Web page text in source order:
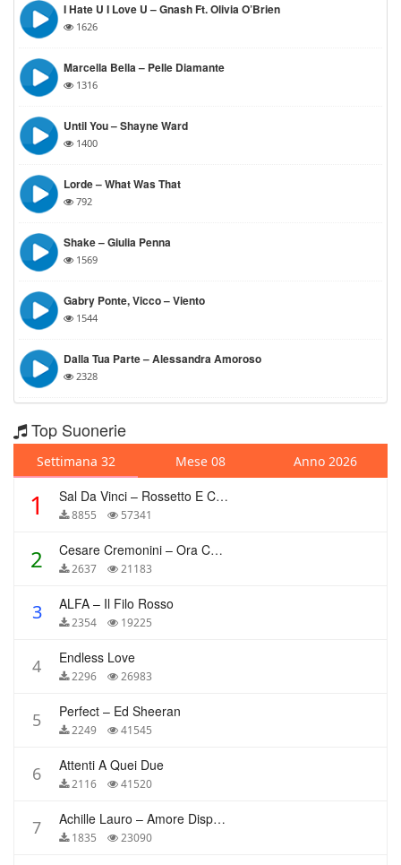
I Hate U I Love U – Gnash Ft. Olivia O’Brien
1626
Marcella Bella – Pelle Diamante
1316
Until You – Shayne Ward
1400
Lorde – What Was That
792
Shake – Giulia Penna
1569
Gabry Ponte, Vicco – Viento
1544
Dalla Tua Parte – Alessandra Amoroso
2328
Top Suonerie
Settimana 32 Mese 08 Anno 2026
1 Sal Da Vinci – Rossetto E Caffè
8855 57341
2 Cesare Cremonini – Ora Che Non Ho Più Te
2637 21183
3 ALFA – Il Filo Rosso
2354 19225
4 Endless Love
2296 26983
5 Perfect – Ed Sheeran
2249 41545
6 Attenti A Quei Due
2116 41520
7 Achille Lauro – Amore Disperato
1835 23090